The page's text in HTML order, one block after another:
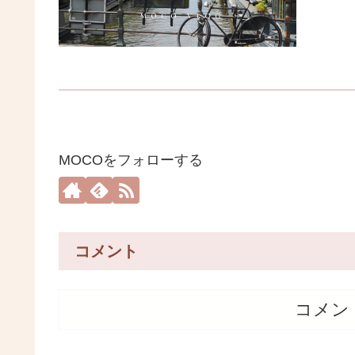
MOCOをフォローする
コメント
コメン